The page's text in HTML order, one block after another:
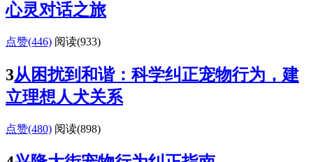
心灵对话之旅
点赞(446) 阅读(933)
3从困扰到和谐：科学纠正宠物行为，建
立理想人犬关系
点赞(480) 阅读(898)